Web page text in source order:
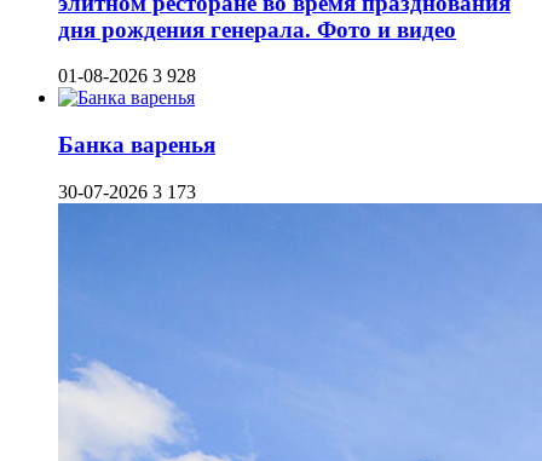
дня рождения генерала. Фото и видео
01-08-2026 3 928
Банка варенья
30-07-2026 3 173